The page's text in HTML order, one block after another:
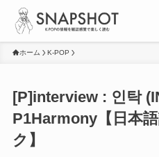
ホーム K-POP
[P]interview : 인탁
P1Harmony【日本
ク】